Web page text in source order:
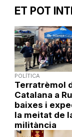
ET POT
POLÍTICA
Terratrèmol
Catalana a
baixes i
la meitat de
militància